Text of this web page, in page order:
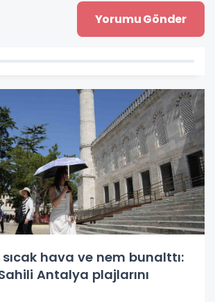
hava ve nem bunalttı:
Antalya plajlarını